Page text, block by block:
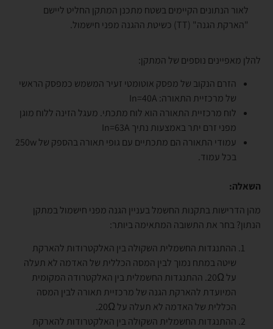
לאור הנתונים הקיימים בשטח מתכנן המתקן החליט ליישם
"הארקת הגנה" (TT) כשיטת ההגנה מפני חישמול.
להלן מאפיינים נוספים של המתקן:
הזרם הנקוב של מפסק אוטומטי זעיר המשמש כמפסק הראשי
של מרכזיית התאורה: In=40A
לוח מרכזיית התאורה הוא לוח מתכתי. מעגל הזינה ללוח מוגן
מפני זרם יתר באמצעות נתיך In=63A
עמודי התאורה הם מתכתיים עם גופי תאורה בהספק של 250w
בכל עמוד.
השאלה:
מהן הדרישות בתקנות החשמל בעניין הגנה מפני חישמול במתקן
הנתון? בחר את התשובה המתאימה ביותר:
ההתנגדות החשמלית השקולה בין האלקטרודות להארקת
שיטה במתח נמוך לבין המסה הכללית של האדמה לא תעלה
על 20Ω. ההתנגדות החשמלית בין האלקטרודה המקומית
המיועדת להארקת הגנה של מרכזיית תאורה לבין המסה
הכללית של האדמה לא תעלה על 20Ω.
ההתנגדות החשמלית השקולה בין האלקטרודות להארקת